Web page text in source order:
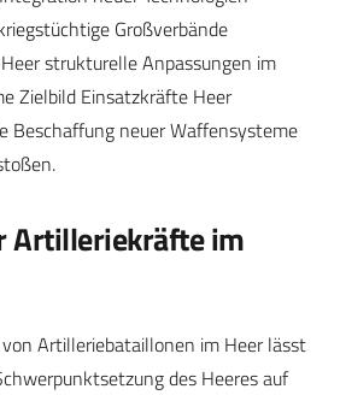
Großverbände
strukturelle Anpassungen im
Zielbild Einsatzkräfte Heer
Beschaffung neuer Waffensysteme
Artilleriekräfte im
Artilleriebataillonen im Heer lässt
des Heeres auf